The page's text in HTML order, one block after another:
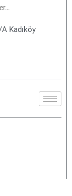
Kadıköy